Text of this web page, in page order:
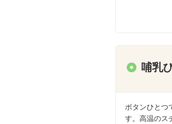
哺乳
ボタンひとつ
す。高温のス